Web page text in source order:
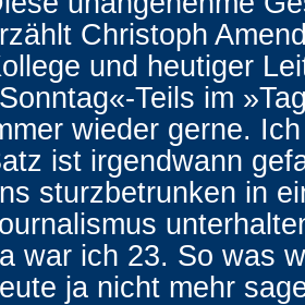
Christoph
und heutiger
Teils im
wieder gerne.
ist irgendwann
sturzbetrunken in
war ich 23. So was
ja nicht mehr